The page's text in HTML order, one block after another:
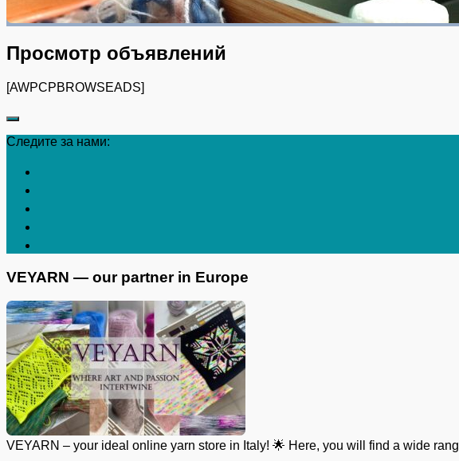
Просмотр объявлений
[AWPCPBROWSEADS]
Следите за нами:
VEYARN — our partner in Europe
VEYARN – your ideal online yarn store in Italy! 🌟 Here, you will find a wide